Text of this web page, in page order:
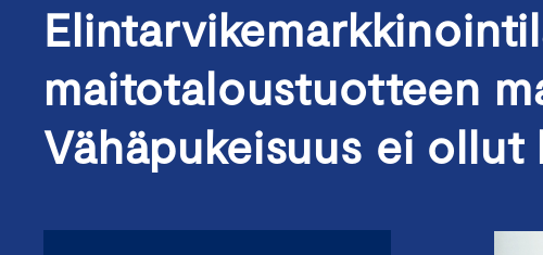
maitotaloustuotteen
Vähäpukeisuus ei ollut